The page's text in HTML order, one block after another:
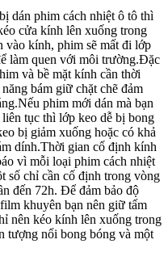
dán phim cách nhiệt ô tô thì
cửa kính lên xuống trong
vào kính, phim sẽ mất đi lớp
làm quen với môi trường.Đặc
và bề mặt kính cần thời
bám giữ chặt chẽ đảm
phim mới dán mà bạn
tục thì lớp keo dễ bị bong
bị giảm xuống hoặc có khả
dính.Thời gian cố định kính
vì mỗi loại phim cách nhiệt
số chỉ cần cố định trong vòng
đến 72h. Để đảm bảo độ
khuyên bạn nên giữ tấm
nên kéo kính lên xuống trong
tượng nổi bong bóng và một